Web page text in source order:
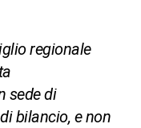
regionale
sede di
bilancio, e non